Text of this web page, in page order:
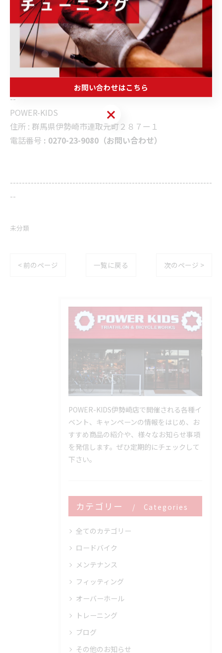
皆様のご参加を心よりお待ちしており
ます♪
--------------------------------------------------------------------
--
POWER-KIDS
住所 : 群馬県伊勢崎市連取元町２８７ー１
電話番号 : 0270-23-9080（お問い合わせ）
--------------------------------------------------------------------
--
未分類
< 前のページ 一覧に戻る 次のページ >
POWER-KIDS伊勢崎店で開催される各種イ
ベント、キャンペーンの情報をはじめ、お
すすめ商品の紹介や、様々なお知らせ事項
を発信します。ぜひ定期的にチェックして
下さい。
カテゴリー Categories
全てのカテゴリー
ロードバイク
メンテナンス
フィッティング
オーバーホール
トレーニング
ブログ
その他のお知らせ
お問い合わせはこちら
お問い合わせはこちら